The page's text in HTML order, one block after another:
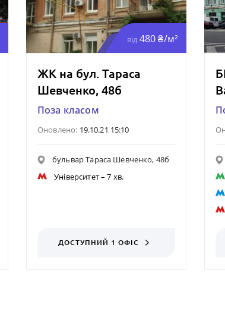
від 480 ₴/м²
ЖК на бул. Тараса
Шевченко, 48б
Поза класом
Оновлено: 19.10.21 15:10
бульвар Тараса Шевченко, 48б
Університет– 7 хв.
ДОСТУПНИЙ 1 ОФІС